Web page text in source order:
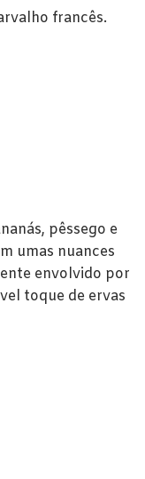
francês.
pêssego e
umas nuances
envolvido por
toque de ervas